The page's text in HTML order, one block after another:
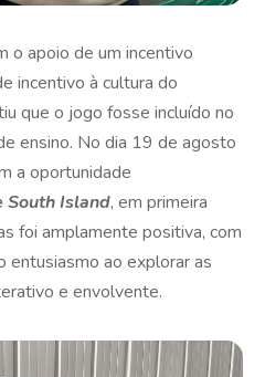
o apoio de um incentivo
incentivo à cultura do
que o jogo fosse incluído no
ensino. No dia 19 de agosto
a oportunidade
South Island, em primeira
foi amplamente positiva, com
ao explorar as
e envolvente.